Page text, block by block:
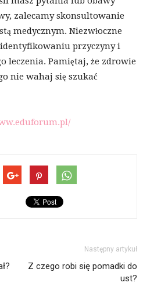
zalecamy skonsultowanie
medycznym. Niezwłoczne
przyczyny i
leczenia. Pamiętaj, że zdrowie
nie wahaj się szukać
Następny artykuł
Z czego robi się pomadki do
ust?